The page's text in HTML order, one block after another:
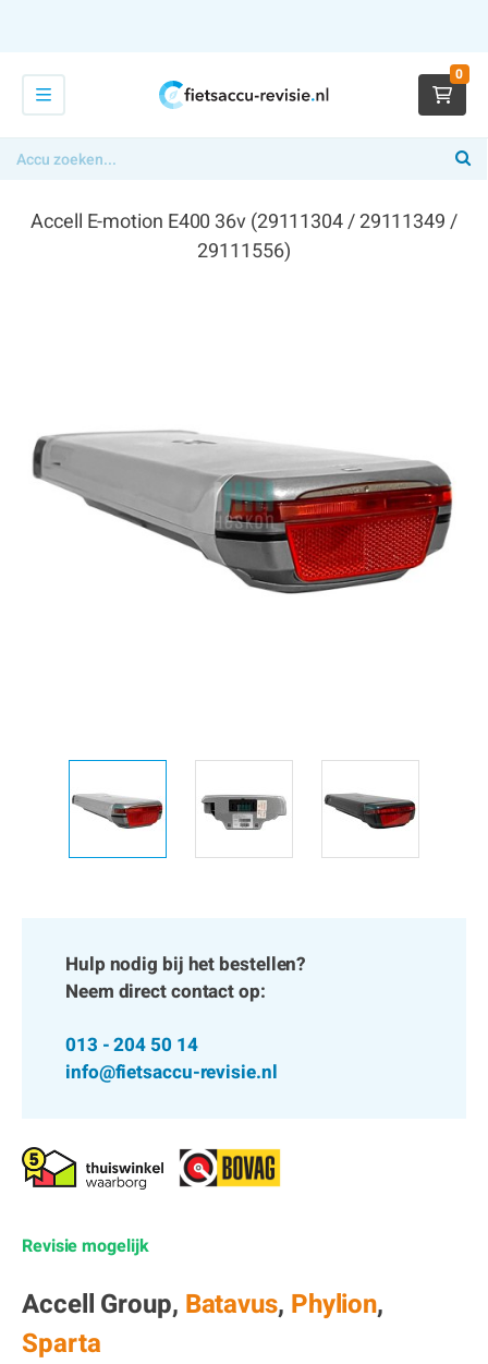
0
Accell E-motion E400 36v (29111304 / 29111349 /
29111556)
Hulp nodig bij het bestellen?
Neem direct contact op:
013 - 204 50 14
info@fietsaccu-revisie.nl
Revisie mogelijk
Accell Group, Batavus, Phylion,
Sparta